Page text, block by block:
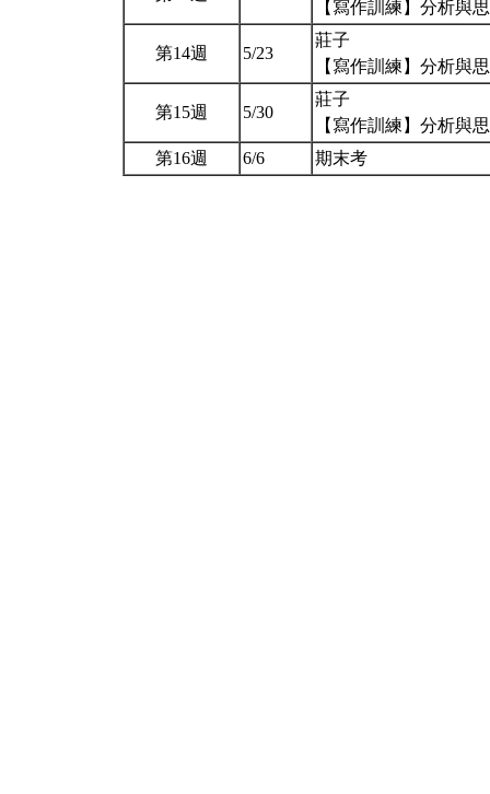
【寫作訓練】分析與
第14週 5/23
莊子
【寫作訓練】分析與
第15週 5/30
莊子
【寫作訓練】分析與
第16週
6/6 期末考